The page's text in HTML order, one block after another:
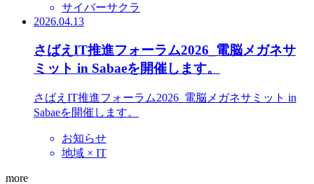
サイバーサクラ
2026.04.13
さばえIT推進フォーラム2026_電脳メガネサ
ミット in Sabaeを開催します。
さばえIT推進フォーラム2026_電脳メガネサミット in
Sabaeを開催します。
お知らせ
地域 × IT
more